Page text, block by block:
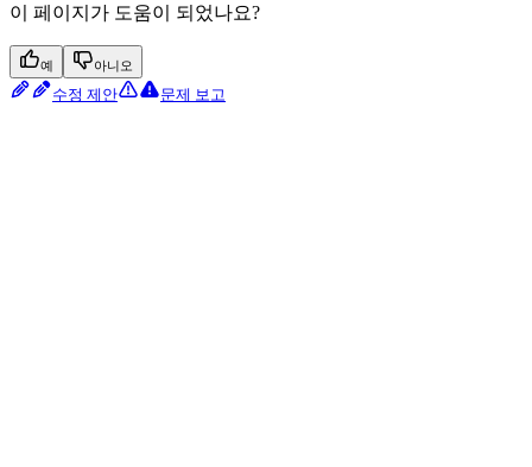
이 페이지가 도움이 되었나요?
예 아니오
수정 제안 문제 보고